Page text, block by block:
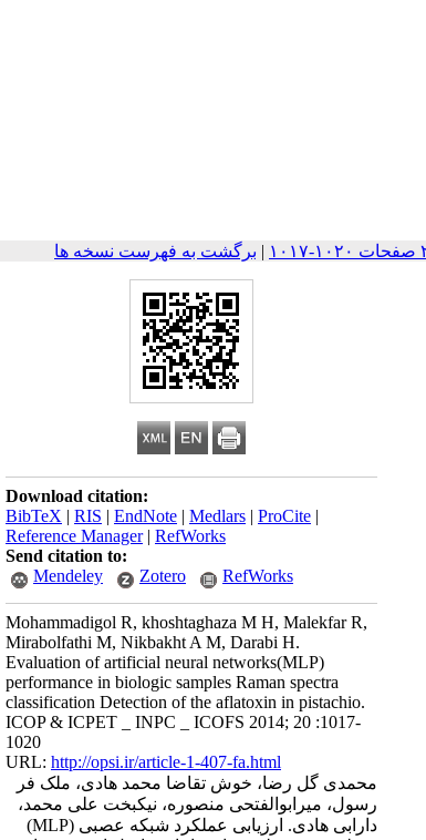
| برگشت به فهرست نسخه ها
Download citation:
BibTeX | RIS | EndNote | Medlars | ProCite |
Reference Manager| RefWorks
Send citation to:
Mendeley
Zotero RefWorks
Mohammadigol R, khoshtaghaza M H, Malekfar R,
Mirabolfathi M, Nikbakht A M, Darabi H.
Evaluation of artificial neural networks(MLP)
performance in biologic samples Raman spectra
classification Detection of the aflatoxin in pistachio.
ICOP & ICPET _ INPC _ ICOFS 2014; 20 :1017-
1020
URL: http://opsi.ir/article-1-407-fa.html
محمدی گل رضا، خوش تقاضا محمد هادی، ملک فر
رسول، میرابوالفتحی منصوره، نیکبخت علی محمد،
دارابی هادی. ارزیابی عملکرد شبکه عصبی (MLP)